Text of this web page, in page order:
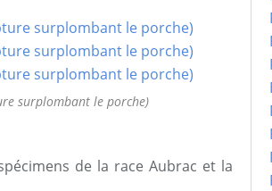
surplombant le porche)
de la race Aubrac et la